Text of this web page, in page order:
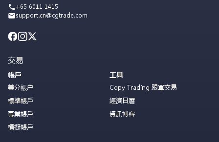
+65 6011 1415
support.cn@cgtrade.com
交易
帳戶
美分帳户
標準帳戶
專業帳戶
模擬帳戶
工具
Copy Trading 跟單交易
經濟日曆
資訊博客